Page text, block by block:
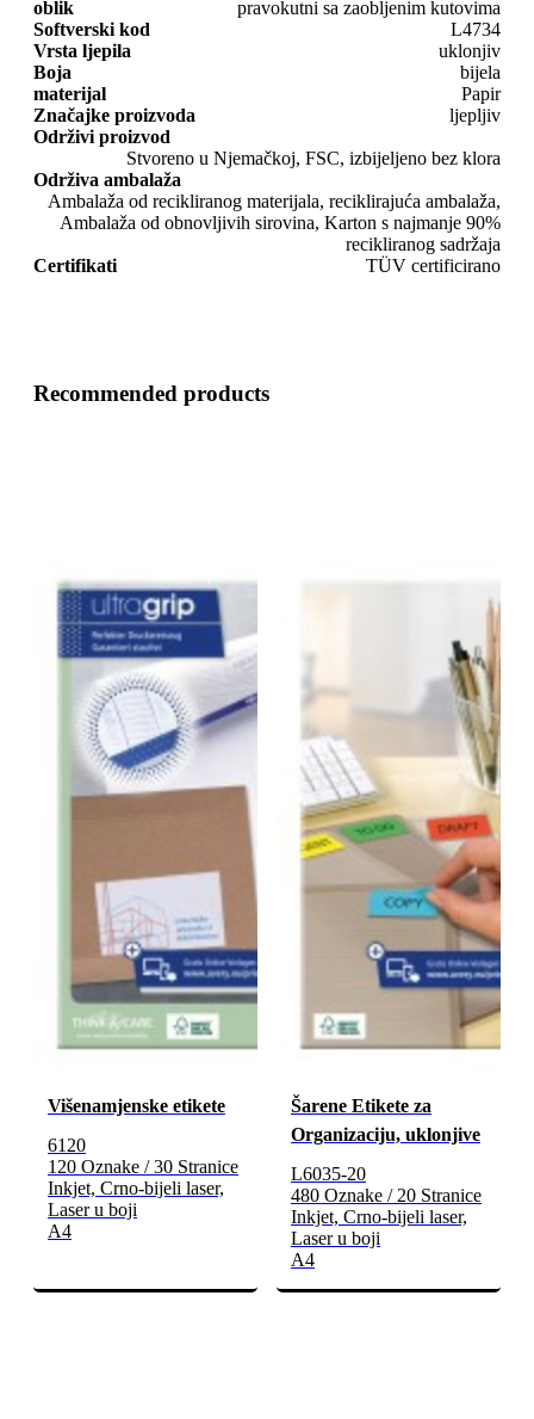
oblik
pravokutni sa zaobljenim kutovima
Softverski kod
L4734
Vrsta ljepila
uklonjiv
Boja
bijela
materijal
Papir
Značajke proizvoda
ljepljiv
Održivi proizvod
Stvoreno u Njemačkoj, FSC, izbijeljeno bez klora
Održiva ambalaža
Ambalaža od recikliranog materijala, reciklirajuća ambalaža,
Ambalaža od obnovljivih sirovina, Karton s najmanje 90%
recikliranog sadržaja
Certifikati
TÜV certificirano
Recommended products
Višenamjenske etikete
6120
120 Oznake / 30 Stranice
Inkjet, Crno-bijeli laser,
Laser u boji
A4
Šarene Etikete za
Organizaciju, uklonjive
L6035-20
480 Oznake / 20 Stranice
Inkjet, Crno-bijeli laser,
Laser u boji
A4